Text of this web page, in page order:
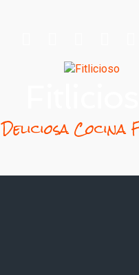
Deliciosa Cocina